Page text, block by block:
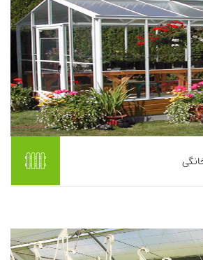
جداگانه، در تماس با ساختمان های موجود
بیشتر بخوانیم ...